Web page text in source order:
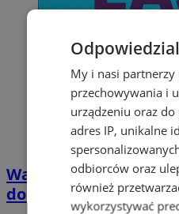
Wakacyjny
domkach
My i nasi
przechowywania i
urządzeniu oraz
adres IP, unikalne
odbiorców oraz
również
wykorzystywać